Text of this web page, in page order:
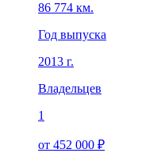
86 774 км.
Год выпуска
2013 г.
Владельцев
1
от 452 000 ₽